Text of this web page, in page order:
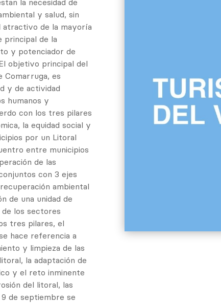
la necesidad de
y salud, sin
atractivo de la mayoría
principal de la
y potenciador de
objetivo principal del
Comarruga, es
y de actividad
humanos y
con los tres pilares
la equidad social y
por un Litoral
entre municipios
de las
con 3 ejes
ambiental
de una unidad de
de los sectores
tres pilares, el
hace referencia a
y limpieza de las
la adaptación de
y el reto inminente
del litoral, las
de septiembre se